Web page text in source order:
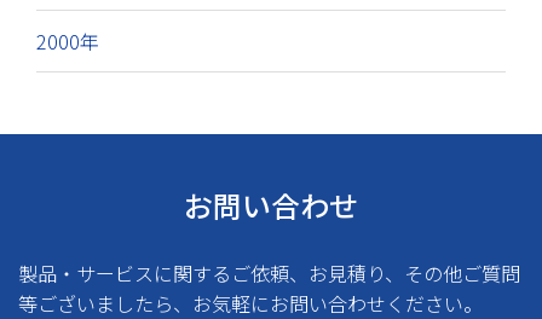
2000年
お問い合わせ
製品・サービスに関するご依頼、お見積り、その他ご質問
等ございましたら、お気軽にお問い合わせください。